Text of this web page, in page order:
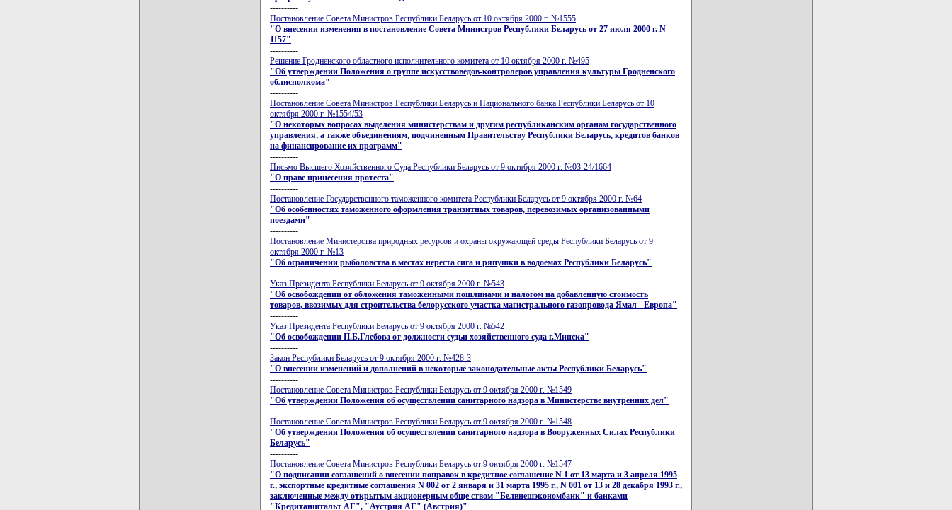
----------
Постановление Совета Министров Республики Беларусь от 10 октября 2000 г. №1555
"О внесении изменения в постановление Совета Министров Республики Беларусь от 27 июля 2000 г. N
1157"
----------
Решение Гродненского областного исполнительного комитета от 10 октября 2000 г. №495
"Об утверждении Положения о группе искусствоведов-контролеров управления культуры Гродненского
облисполкома"
----------
Постановление Совета Министров Республики Беларусь и Национального банка Республики Беларусь от 10
октября 2000 г. №1554/53
"О некоторых вопросах выделения министерствам и другим республиканским органам государственного
управления, а также объединениям, подчиненным Правительству Республики Беларусь, кредитов банков
на финансирование их программ"
----------
Письмо Высшего Хозяйственного Суда Республики Беларусь от 9 октября 2000 г. №03-24/1664
"О праве принесения протеста"
----------
Постановление Государственного таможенного комитета Республики Беларусь от 9 октября 2000 г. №64
"Об особенностях таможенного оформления транзитных товаров, перевозимых организованными
поездами"
----------
Постановление Министерства природных ресурсов и охраны окружающей среды Республики Беларусь от 9
октября 2000 г. №13
"Об ограничении рыболовства в местах нереста сига и ряпушки в водоемах Республики Беларусь"
----------
Указ Президента Республики Беларусь от 9 октября 2000 г. №543
"Об освобождении от обложения таможенными пошлинами и налогом на добавленную стоимость
товаров, ввозимых для строительства белорусского участка магистрального газопровода Ямал - Европа"
----------
Указ Президента Республики Беларусь от 9 октября 2000 г. №542
"Об освобождении П.Б.Глебова от должности судьи хозяйственного суда г.Минска"
----------
Закон Республики Беларусь от 9 октября 2000 г. №428-З
"О внесении изменений и дополнений в некоторые законодательные акты Республики Беларусь"
----------
Постановление Совета Министров Республики Беларусь от 9 октября 2000 г. №1549
"Об утверждении Положения об осуществлении санитарного надзора в Министерстве внутренних дел"
----------
Постановление Совета Министров Республики Беларусь от 9 октября 2000 г. №1548
"Об утверждении Положения об осуществлении санитарного надзора в Вооруженных Силах Республики
Беларусь"
----------
Постановление Совета Министров Республики Беларусь от 9 октября 2000 г. №1547
"О подписании соглашений о внесении поправок в кредитное соглашение N 1 от 13 марта и 3 апреля 1995
г., экспортные кредитные соглашения N 002 от 2 января и 31 марта 1995 г., N 001 от 13 и 28 декабря 1993 г.,
заключенные между открытым акционерным обще ством "Белвнешэкономбанк" и банками
"Кредитанштальт АГ", "Аустрия АГ" (Австрия)"